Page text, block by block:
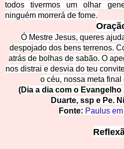
todos tivermos um olhar
ninguém morrerá de fome.
Ó Mestre Jesus, queres
despojado dos bens terrenos.
atrás de bolhas de sabão. O
nos distrai e desvia do teu
o céu, nossa meta final
(Dia a dia com o Evangelho
Duarte, ssp e Pe.
Fonte: Paulus em